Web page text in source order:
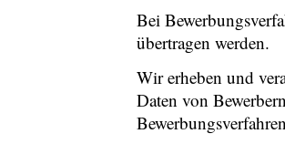
Bei
übertragen werden.
Wir erheben und
Daten von